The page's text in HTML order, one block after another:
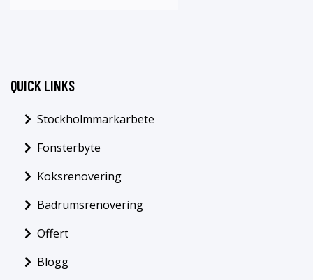
QUICK LINKS
Stockholmmarkarbete
Fonsterbyte
Koksrenovering
Badrumsrenovering
Offert
Blogg